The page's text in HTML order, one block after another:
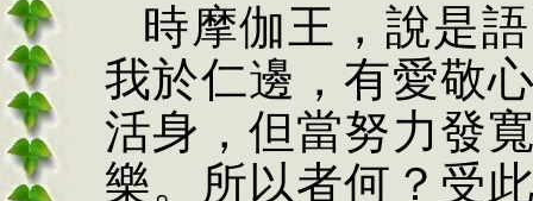
時摩伽王，說是
我於仁邊，有愛敬
活身，但當努力發
樂。所以者何？受